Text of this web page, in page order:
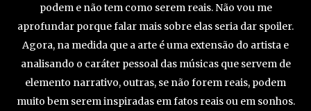
podem e não tem como serem reais. Não vou me
aprofundar porque falar mais sobre elas seria dar spoiler.
Agora, na medida que a arte é uma extensão do artista e
analisando o caráter pessoal das músicas que servem de
elemento narrativo, outras, se não forem reais, podem
muito bem serem inspiradas em fatos reais ou em sonhos.